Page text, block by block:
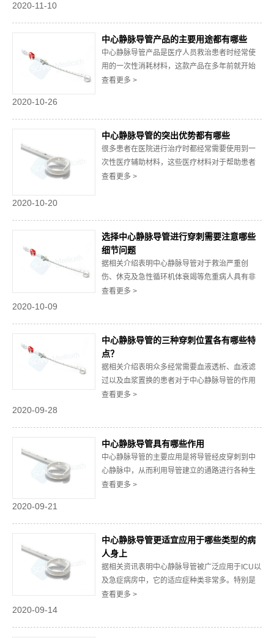
么，优质的中心静脉导管的用途有哪些呢？主要
从以下八...
2020-11-10
中心静脉导管产品的主要用途都有哪些
中心静脉导管产品是医疗人员救治患者时经常使
用的一次性消耗材料，这款产品在多年前就开始
在医疗行业中广泛使用，近年来经过厂家一次次
中的主要使用用途都有哪些呢？一、人体循环生
理参数评估用途对于一些病情较为危重的患者而
言，医院...
查看更多 >
2020-10-26
中心静脉导管的突出优势都有哪些
很多患者在医院进行治疗时都经常需要使用到一
次性医疗辅助材料，这些医疗材料对于帮助患者
治疗疾病恢复健康具有非常重要的辅助价值。中
的优势由于专业的中心静脉导管需要在人体血管
中使用，...
查看更多 >
2020-10-20
选择中心静脉导管进行穿刺需要注意哪些
细节问题
据相关介绍表明中心静脉导管对于救治严重创
伤、休克及急性循环机体衰竭等危重病人具有非
常重大的应用意大。许多医疗场所也都会事先准
进针方向选择中心静脉导管进行插管作业时，建
议病...
查看更多 >
2020-10-09
中心静脉导管的三种穿刺位置各有哪些特
点？
据相关介绍表明众多经常需要血液透析、血液滤
过以及血浆置换的患者对于中心静脉导管的作用
青睐有加，因为它可以更好地完成输液以及透析
脉血管较粗易于穿刺绝大多数的中心静脉导管都
是采...
查看更多 >
2020-09-28
中心静脉导管具有哪些作用
中心静脉导管的主要应用是将导管经皮穿刺到中
心静脉中，从而利用导管建立的通路进行各种生
理学参数的测量。特别是那些价格适中的中心静
大静脉通道并且监测中心静脉的压力中心静脉导
管的结构造型较为特殊，它可以经体表穿刺至相
应的...
查看更多 >
2020-09-21
中心静脉导管更适宜应用于哪些类型的病
人身上
据相关资讯表明中心静脉导管被广泛应用于ICU以
及急症病房中，它的适应症种类非常多。特别是
那些品质保证的中心静脉导管更是被普遍应用于
查看更多 >
2020-09-14